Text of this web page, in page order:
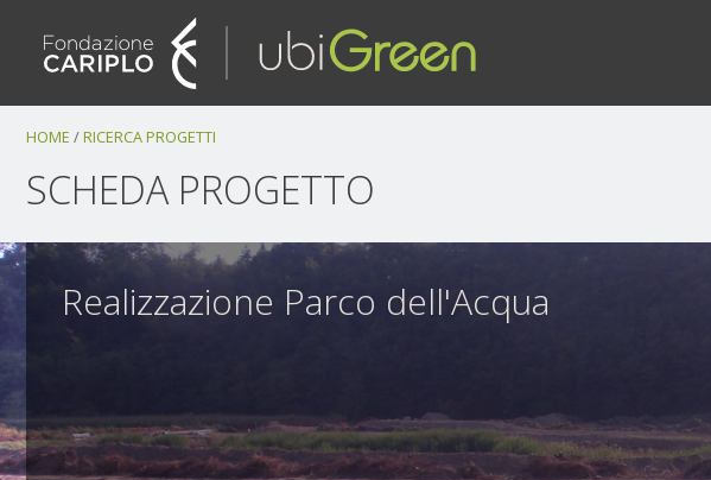
ai
contenuti.
Salta
alla
HOME /RICERCA PROGETTI
SCHEDA PROGETTO
Realizzazione Parco dell'Acqua